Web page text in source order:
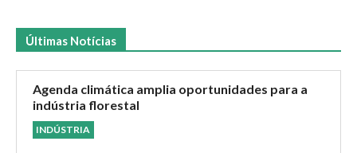
Últimas Notícias
Agenda climática amplia oportunidades para a
indústria florestal
INDÚSTRIA